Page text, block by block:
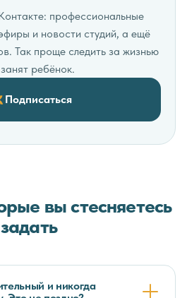
профессиональные
и новости студий, а ещё
Так проще следить за жизнью
ребёнок.
Подписаться
вы стесняетесь
задать
и никогда